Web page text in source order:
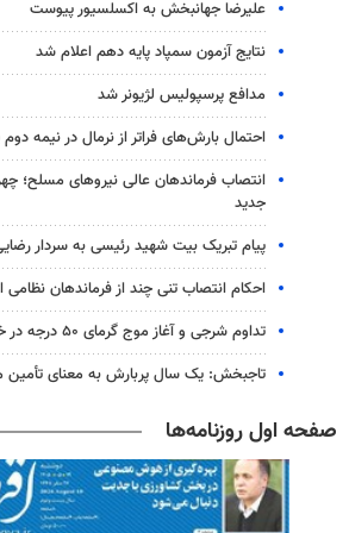
علیرضا جهانبخش به اکسلسیور پیوست
نتایج آزمون سمپاد پایه دهم اعلام شد
مدافع پرسپولیس لژیونر شد
احتمال بارش‌های فراتر از نرمال در نیمه دوم
انتصاب فرماندهان عالی‌ نیروهای مسلح؛
جدید
پیام تبریک بیت شهید رئیسی به سردار
احکام انتصاب تنی چند از فرماندهان
تداوم شرجی و آغاز موج گرمای ۵۰ درجه در خوزستان
تاجبخش: یک سال پربارش به معنای
صفحه اول روزنامه‌ها